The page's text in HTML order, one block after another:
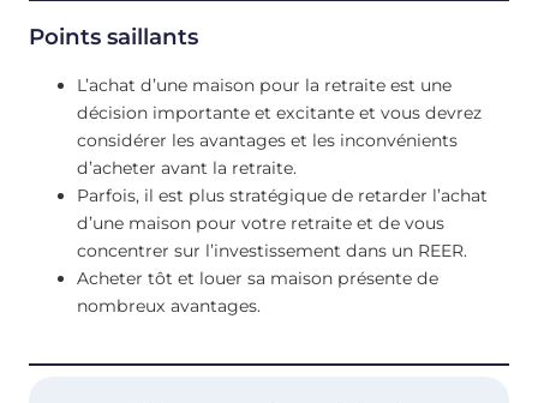
Points saillants
L’achat d’une maison pour la retraite est une
décision importante et excitante et vous devrez
considérer les avantages et les inconvénients
d’acheter avant la retraite.
Parfois, il est plus stratégique de retarder l’achat
d’une maison pour votre retraite et de vous
concentrer sur l’investissement dans un REER.
Acheter tôt et louer sa maison présente de
nombreux avantages.